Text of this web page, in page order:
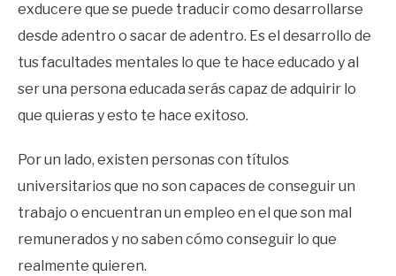
exducere que se puede traducir como desarrollarse
desde adentro o sacar de adentro. Es el desarrollo de
tus facultades mentales lo que te hace educado y al
ser una persona educada serás capaz de adquirir lo
que quieras y esto te hace exitoso.
Por un lado, existen personas con títulos
universitarios que no son capaces de conseguir un
trabajo o encuentran un empleo en el que son mal
remunerados y no saben cómo conseguir lo que
realmente quieren.